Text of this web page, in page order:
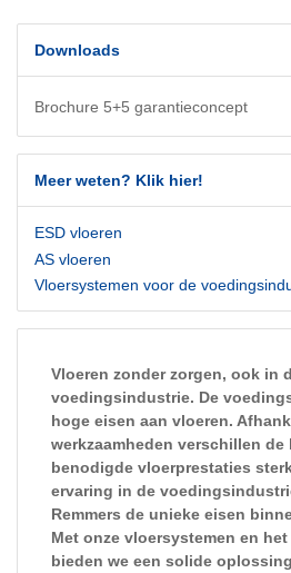
Downloads
Brochure 5+5 garantieconcept
Meer weten? Klik hier!
ESD vloeren
AS vloeren
Vloersystemen voor de
Vloeren zonder zorgen, ook in
voedingsindustrie. De
hoge eisen aan vloeren.
werkzaamheden verschillen
benodigde vloerprestaties
ervaring in de
Remmers de unieke eisen
Met onze vloersystemen en
bieden we een solide